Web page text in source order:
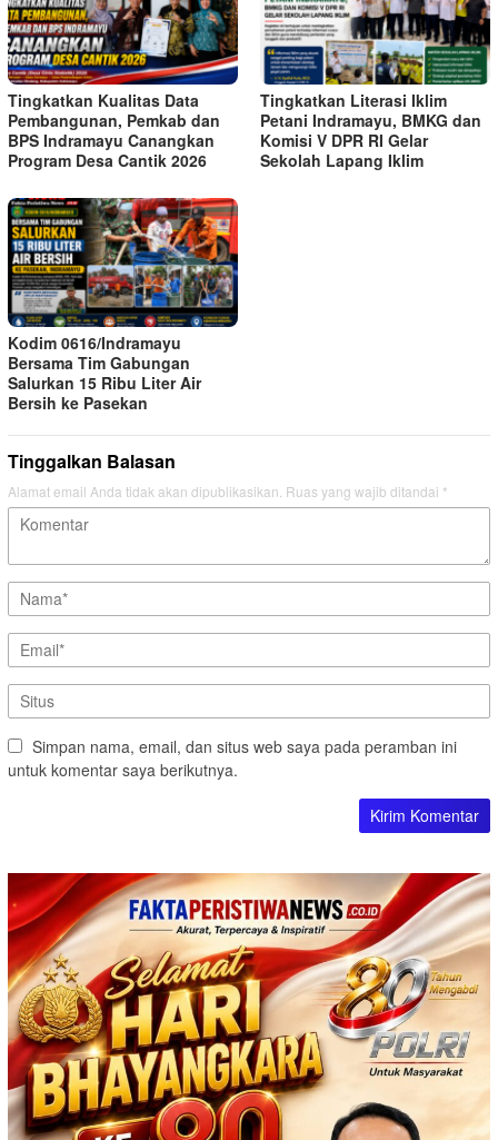
Tingkatkan Kualitas Data
Pembangunan, Pemkab dan
BPS Indramayu Canangkan
Program Desa Cantik 2026
Tingkatkan Literasi Iklim
Petani Indramayu, BMKG dan
Komisi V DPR RI Gelar
Sekolah Lapang Iklim
Kodim 0616/Indramayu
Bersama Tim Gabungan
Salurkan 15 Ribu Liter Air
Bersih ke Pasekan
Tinggalkan Balasan
Alamat email Anda tidak akan dipublikasikan. Ruas yang wajib ditandai *
Simpan nama, email, dan situs web saya pada peramban ini
untuk komentar saya berikutnya.